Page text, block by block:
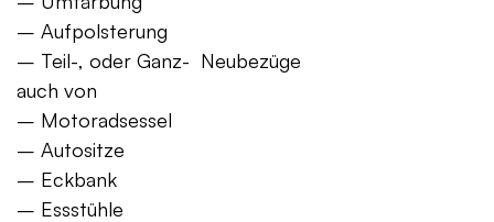
– Aufpolsterung
– Teil-, oder Ganz- Neubezüge
auch von
– Motoradsessel
– Autositze
– Eckbank
– Essstühle